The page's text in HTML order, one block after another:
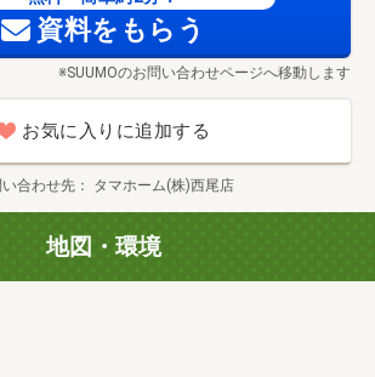
0120-951-788
※毎週水曜定休
資料をもらう
※SUUMOのお問い合わせページへ移動します
お気に入りに追加する
い合わせ先 タマホーム(株)西尾店
地図・環境